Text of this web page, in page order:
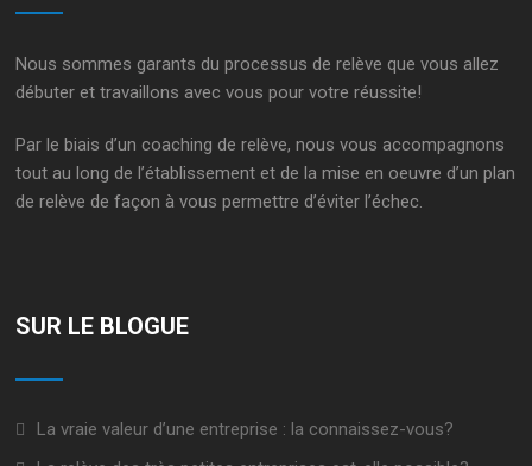
Nous sommes garants du processus de relève que vous allez
débuter et travaillons avec vous pour votre réussite!
Par le biais d’un coaching de relève, nous vous accompagnons
tout au long de l’établissement et de la mise en oeuvre d’unplan
de relève de façon à vous permettre d’éviter l’échec.
SUR LE BLOGUE
La vraie valeur d’une entreprise : la connaissez-vous?